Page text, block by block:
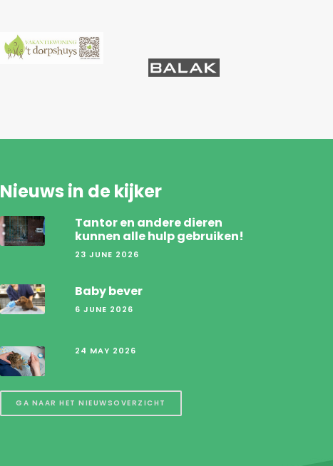
Nieuws in de kijker
Tantor en andere dieren
kunnen alle hulp gebruiken!
23 JUNE 2026
Baby bever
6 JUNE 2026
24 MAY 2026
GA NAAR HET NIEUWSOVERZICHT